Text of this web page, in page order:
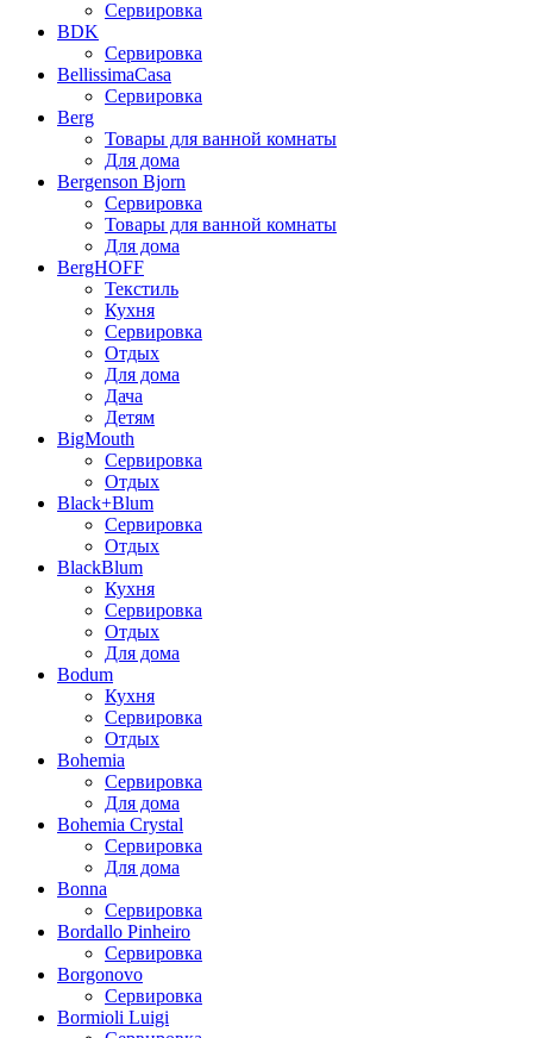
Сервировка
BDK
Сервировка
BellissimaCasa
Сервировка
Berg
Товары для ванной комнаты
Для дома
Bergenson Bjorn
Сервировка
Товары для ванной комнаты
Для дома
BergHOFF
Текстиль
Кухня
Сервировка
Отдых
Для дома
Дача
Детям
BigMouth
Сервировка
Отдых
Black+Blum
Сервировка
Отдых
BlackBlum
Кухня
Сервировка
Отдых
Для дома
Bodum
Кухня
Сервировка
Отдых
Bohemia
Сервировка
Для дома
Bohemia Crystal
Сервировка
Для дома
Bonna
Сервировка
Bordallo Pinheiro
Сервировка
Borgonovo
Сервировка
Bormioli Luigi